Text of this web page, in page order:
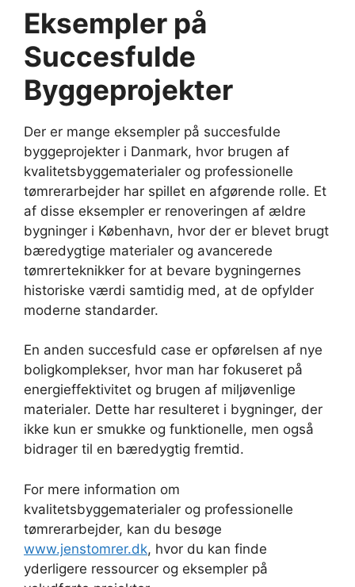
Eksempler på
Succesfulde
Byggeprojekter
Der er mange eksempler på succesfulde
byggeprojekter i Danmark, hvor brugen af
kvalitetsbyggematerialer og professionelle
tømrerarbejder har spillet en afgørende rolle. Et
af disse eksempler er renoveringen af ældre
bygninger i København, hvor der er blevet brugt
bæredygtige materialer og avancerede
tømrerteknikker for at bevare bygningernes
historiske værdi samtidig med, at de opfylder
moderne standarder.
En anden succesfuld case er opførelsen af nye
boligkomplekser, hvor man har fokuseret på
energieffektivitet og brugen af miljøvenlige
materialer. Dette har resulteret i bygninger, der
ikke kun er smukke og funktionelle, men også
bidrager til en bæredygtig fremtid.
For mere information om
kvalitetsbyggematerialer og professionelle
tømrerarbejder, kan du besøge
www.jenstomrer.dk, hvor du kan finde
yderligere ressourcer og eksempler på